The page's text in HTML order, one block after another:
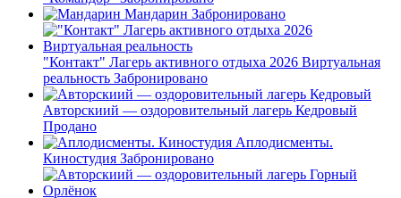
Мандарин Забронировано
"Контакт" Лагерь активного отдыха 2026 Виртуальная
реальность Забронировано
Авторскиий — оздоровительный лагерь Кедровый
Продано
Аплодисменты.
Киностудия Забронировано